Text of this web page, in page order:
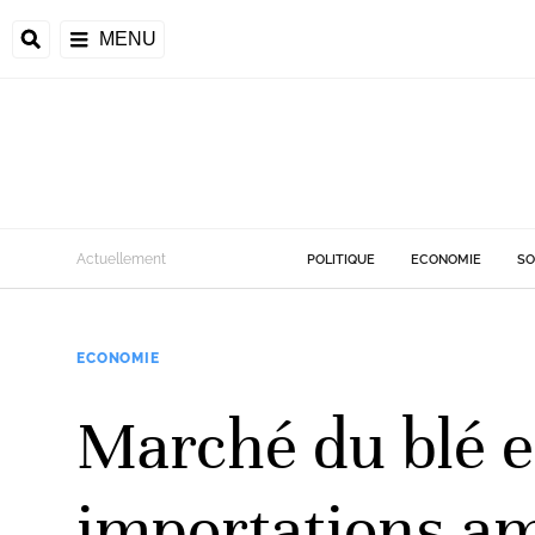
MENU
Actuellement POLITIQUE ECONOMIE
ECONOMIE
Marché du blé